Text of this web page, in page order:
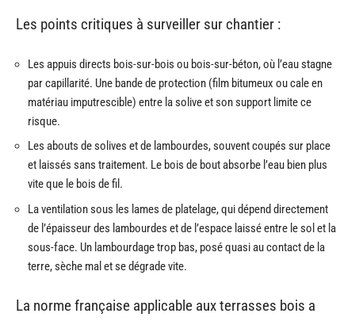
Les points critiques à surveiller sur chantier :
Les appuis directs bois-sur-bois ou bois-sur-béton, où l’eau stagne
par capillarité. Une bande de protection (film bitumeux ou cale en
matériau imputrescible) entre la solive et son support limite ce
risque.
Les abouts de solives et de lambourdes, souvent coupés sur place
et laissés sans traitement. Le bois de bout absorbe l’eau bien plus
vite que le bois de fil.
La ventilation sous les lames de platelage, qui dépend directement
de l’épaisseur des lambourdes et de l’espace laissé entre le sol et la
sous-face. Un lambourdage trop bas, posé quasi au contact de la
terre, sèche mal et se dégrade vite.
La norme française applicable aux terrasses bois a